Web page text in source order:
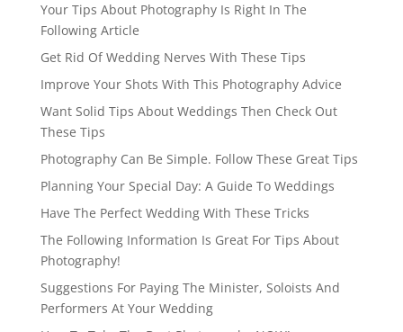
Your Tips About Photography Is Right In The
Following Article
Get Rid Of Wedding Nerves With These Tips
Improve Your Shots With This Photography Advice
Want Solid Tips About Weddings Then Check Out
These Tips
Photography Can Be Simple. Follow These Great Tips
Planning Your Special Day: A Guide To Weddings
Have The Perfect Wedding With These Tricks
The Following Information Is Great For Tips About
Photography!
Suggestions For Paying The Minister, Soloists And
Performers At Your Wedding